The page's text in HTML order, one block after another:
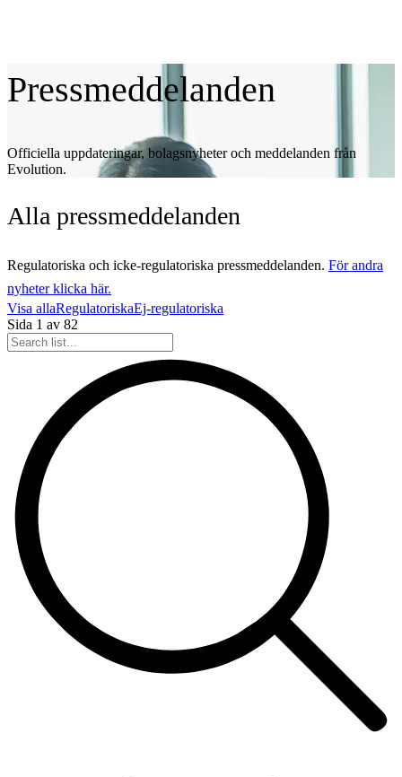
Pressmeddelanden
Officiella uppdateringar, bolagsnyheter och meddelanden från
Evolution.
Alla pressmeddelanden
Regulatoriska och icke-regulatoriska pressmeddelanden. För andra
nyheter klicka här.
Visa allaRegulatoriskaEj-regulatoriska
Sida 1 av 82